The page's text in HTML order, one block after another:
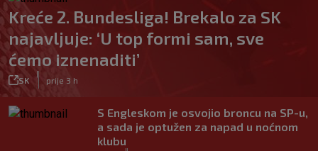
Kreće 2. Bundesliga! Brekalo za SK
najavljuje: ‘U top formi sam, sve
ćemo iznenaditi’
SK prije 3 h
S Engleskom je osvojio broncu na SP-u,
a sada je optužen za napad u noćnom
klubu